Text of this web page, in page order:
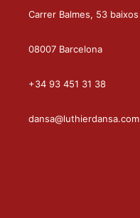
Carrer Balmes, 53 baixos
08007 Barcelona
+34 93 451 31 38
dansa@luthierdansa.com